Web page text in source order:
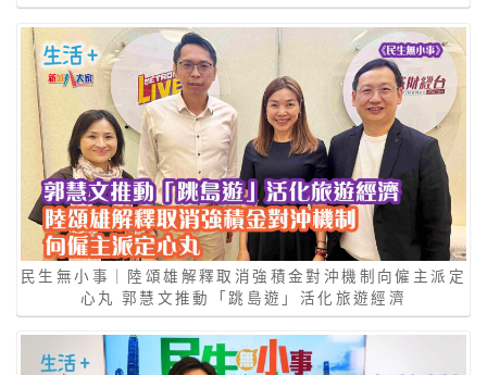
民生無小事｜陸頌雄解釋取消強積金對沖機制向僱主派定
心丸 郭慧文推動「跳島遊」活化旅遊經濟